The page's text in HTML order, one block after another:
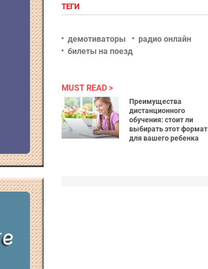
ТЕГИ
демотиваторы
радио онлайн
билеты на поезд
MUST READ
Преимущества
дистанционного
обучения: стоит ли
выбирать этот формат
для вашего ребенка